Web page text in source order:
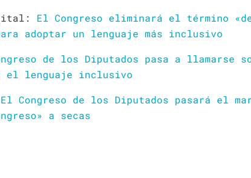
El Congreso eliminará el término
adoptar un lenguaje más inclusivo
de los Diputados pasa a llamarse
el lenguaje inclusivo
El Congreso de los Diputados pasará el
a secas